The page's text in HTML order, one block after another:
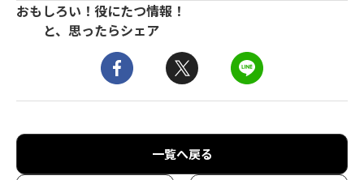
おもしろい！役にたつ情報！
と、思ったらシェア
一覧へ戻る